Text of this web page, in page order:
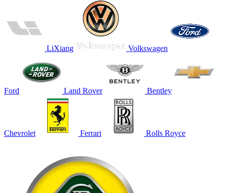
LiXiang Volkswagen
Ford Land Rover Bentley
Chevrolet Ferrari Rolls Royce